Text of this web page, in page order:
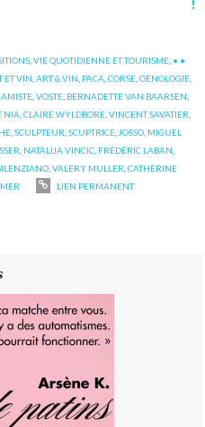
,VIE QUOTIDIENNE ET TOURISME • •
ET VIN ,ART & VIN PACA ,CORSE ,OENOLOGIE
,VOSTE BERNADETTE VAN BAARSEN
NIA ,CLAIRE WYLDBORE ,VINCENT SAVATIER
,SCULPTEUR ,SCUPTRICE JOSSO MIGUEL
NATALIJA VINCIC FRÉDÉRIC LABAN
,VALERY MULLER ,CATHERINE
LIEN PERMANENT